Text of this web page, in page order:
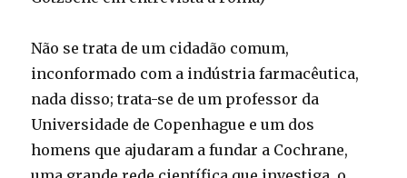
Não se trata de um cidadão comum,
inconformado com a indústria farmacêutica,
nada disso; trata-se de um professor da
Universidade de Copenhague e um dos
homens que ajudaram a fundar a Cochrane,